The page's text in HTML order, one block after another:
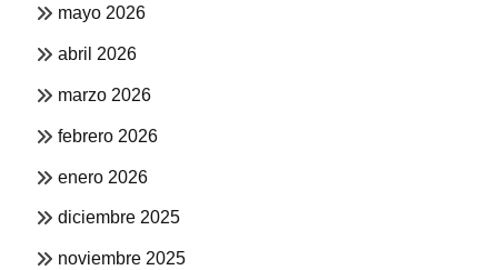
mayo 2026
abril 2026
marzo 2026
febrero 2026
enero 2026
diciembre 2025
noviembre 2025